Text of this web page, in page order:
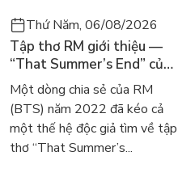
Thứ Năm, 06/08/2026
Tập thơ RM giới thiệu —
“That Summer’s End” của
Lee Seong-bok ra mắt bản
tiếng Anh sau 4 năm gây
sốt
Một dòng chia sẻ của RM
(BTS) năm 2022 đã kéo cả
một thế hệ độc giả tìm về tập
thơ “That Summer’s...